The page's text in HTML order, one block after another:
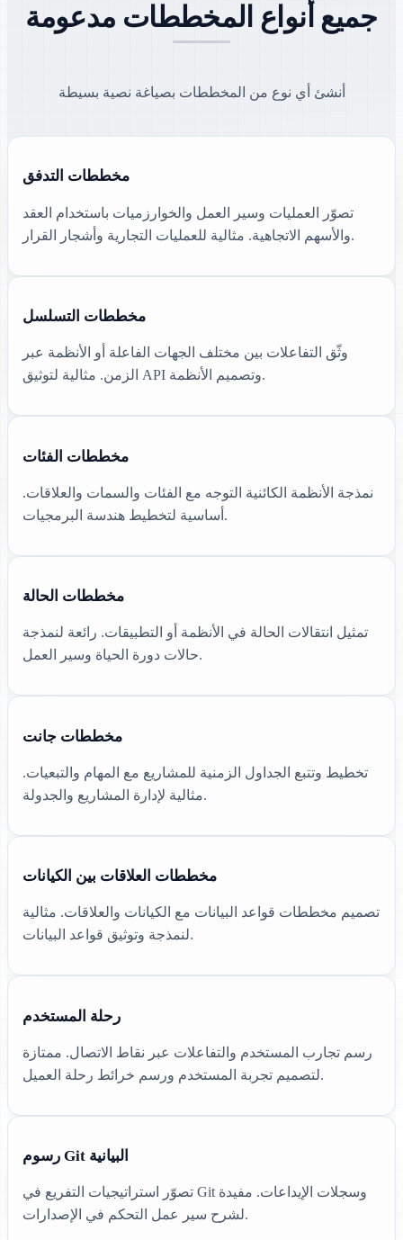
جميع أنواع المخططات مدعومة
أنشئ أي نوع من المخططات بصياغة نصية بسيطة
مخططات التدفق
تصوّر العمليات وسير العمل والخوارزميات باستخدام العقد
والأسهم الاتجاهية. مثالية للعمليات التجارية وأشجار القرار.
مخططات التسلسل
وثّق التفاعلات بين مختلف الجهات الفاعلة أو الأنظمة عبر
الزمن. مثالية لتوثيق API وتصميم الأنظمة.
مخططات الفئات
نمذجة الأنظمة الكائنية التوجه مع الفئات والسمات والعلاقات.
أساسية لتخطيط هندسة البرمجيات.
مخططات الحالة
تمثيل انتقالات الحالة في الأنظمة أو التطبيقات. رائعة لنمذجة
حالات دورة الحياة وسير العمل.
مخططات جانت
تخطيط وتتبع الجداول الزمنية للمشاريع مع المهام والتبعيات.
مثالية لإدارة المشاريع والجدولة.
مخططات العلاقات بين الكيانات
تصميم مخططات قواعد البيانات مع الكيانات والعلاقات. مثالية
لنمذجة وتوثيق قواعد البيانات.
رحلة المستخدم
رسم تجارب المستخدم والتفاعلات عبر نقاط الاتصال. ممتازة
لتصميم تجربة المستخدم ورسم خرائط رحلة العميل.
رسوم Git البيانية
تصوّر استراتيجيات التفريع في Git وسجلات الإيداعات. مفيدة
لشرح سير عمل التحكم في الإصدارات.